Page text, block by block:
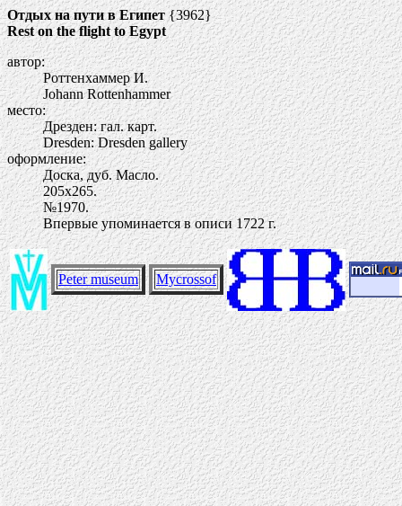
Отдых на пути в Египет {3962}
Rest on the flight to Egypt
автор:
Роттенхаммер И.
Johann Rottenhammer
место:
Дрезден: гал. карт.
Dresden: Dresden gallery
оформление:
Доска, дуб. Масло.
205х265.
№1970.
Впервые упоминается в описи 1722 г.
Peter museum Mycrossof